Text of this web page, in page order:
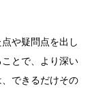
や疑問点を出し
とで、より深い
できるだけその